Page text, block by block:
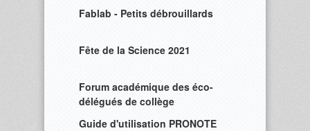
Fablab - Petits débrouillards
Fête de la Science 2021
Forum académique des éco-
délégués de collège
Guide d'utilisation PRONOTE